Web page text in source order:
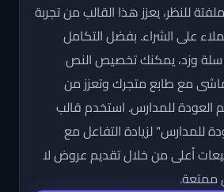
للنظر، يعزز هذا القالب من تجربة
على الشراء. بفضل التكامل
وزد، يمكنك تخصيص النص
مع طابع متجرك وتعزز من
العودة للمدارس. استخدم قالب
للمدارس" لزيادة التفاعل مع
أعلى من خلال تقديم عروض لا
ممتعة.